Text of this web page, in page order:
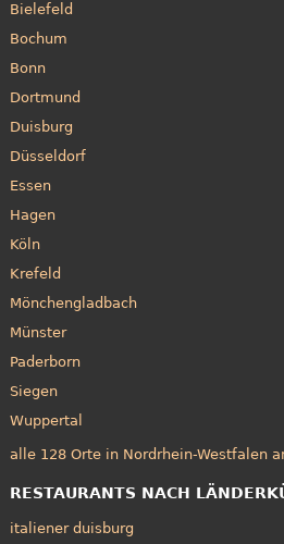
Bielefeld
Bochum
Bonn
Dortmund
Duisburg
Düsseldorf
Essen
Hagen
Köln
Krefeld
Mönchengladbach
Münster
Paderborn
Siegen
Wuppertal
alle 128 Orte in Nordrhein-Westfalen
RESTAURANTS NACH
italiener duisburg